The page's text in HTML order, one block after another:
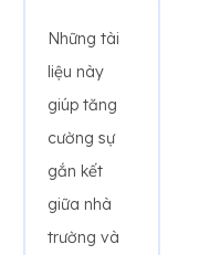
Những tài
liệu này
giúp tăng
cường sự
gắn kết
giữa nhà
trường và